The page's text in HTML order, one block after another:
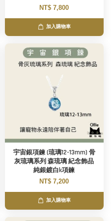
NT$ 7,800
加入購物車
宇宙銀項鍊 (琉璃12-13mm) 骨
灰琉璃系列 森琉璃 紀念飾品
純銀鍍白k項鍊
NT$ 7,200
加入購物車